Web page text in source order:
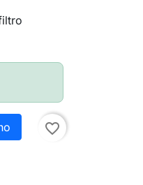
favorite_border